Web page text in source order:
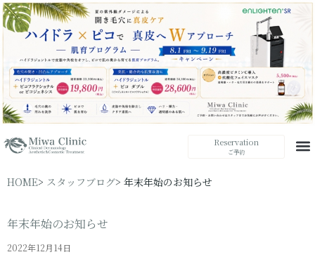
Reservation
ご予約
HOME スタッフブログ 年末年始のお知らせ
年末年始のお知らせ
2022年12月14日